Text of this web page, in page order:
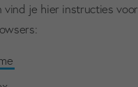
vind je hier instructies voor